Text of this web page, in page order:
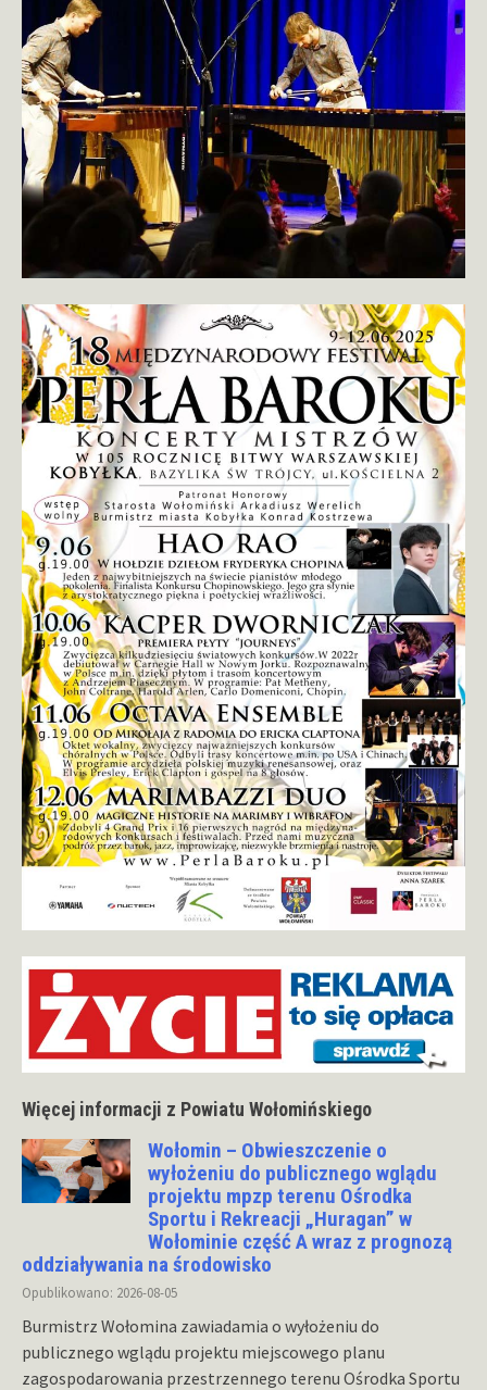
Więcej informacji z Powiatu Wołomińskiego
Wołomin – Obwieszczenie o
wyłożeniu do publicznego wglądu
projektu mpzp terenu Ośrodka
Sportu i Rekreacji „Huragan” w
Wołominie część A wraz z prognozą
oddziaływania na środowisko
Opublikowano: 2026-08-05
Burmistrz Wołomina zawiadamia o wyłożeniu do
publicznego wglądu projektu miejscowego planu
zagospodarowania przestrzennego terenu Ośrodka Sportu